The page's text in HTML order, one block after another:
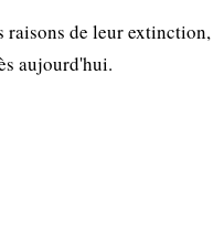
raisons de leur extinction,
aujourd'hui.